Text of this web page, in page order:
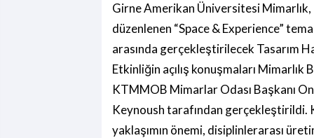
Girne Amerikan Üniversitesi
düzenlenen “Space & Experience”
arasında gerçekleştirilecek Tasarım
Etkinliğin açılış konuşmaları
KTMMOB Mimarlar Odası Başkanı
Keynoush tarafından gerçekleştirildi.
yaklaşımın önemi, disiplinlerarası